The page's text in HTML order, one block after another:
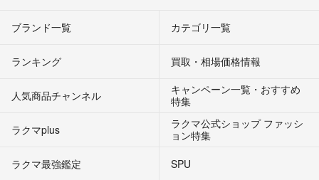
ブランド一覧 カテゴリ一覧
ランキング 買取・相場価格情報
人気商品チャンネル
キャンペーン一覧・おすすめ
特集
ラクマplus
ラクマ公式ショップ ファッシ
ョン特集
ラクマ最強鑑定
SPU